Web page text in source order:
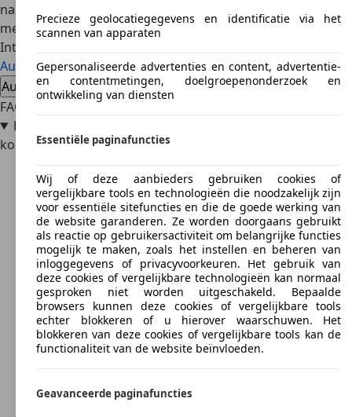
naar de
met een zeer sportief karakter.
Interesse in een Audi S1
Audi S1 occasionsAudi S1 nieuwe auto's
Audi S1 dealeraanbiedingen
FAQ
Kan je de Audi S1 tegenwoordig nog als nieuwe auto
kopen?
Precieze geolocatiegegevens en identificatie via het
scannen van apparaten
Gepersonaliseerde advertenties en content, advertentie-
en contentmetingen, doelgroepenonderzoek en
ontwikkeling van diensten
Essentiële paginafuncties
Wij of deze aanbieders gebruiken cookies of
vergelijkbare tools en technologieën die noodzakelijk zijn
voor essentiële sitefuncties en die de goede werking van
de website garanderen. Ze worden doorgaans gebruikt
als reactie op gebruikersactiviteit om belangrijke functies
mogelijk te maken, zoals het instellen en beheren van
inloggegevens of privacyvoorkeuren. Het gebruik van
deze cookies of vergelijkbare technologieën kan normaal
gesproken niet worden uitgeschakeld. Bepaalde
browsers kunnen deze cookies of vergelijkbare tools
echter blokkeren of u hierover waarschuwen. Het
blokkeren van deze cookies of vergelijkbare tools kan de
functionaliteit van de website beïnvloeden.
Geavanceerde paginafuncties